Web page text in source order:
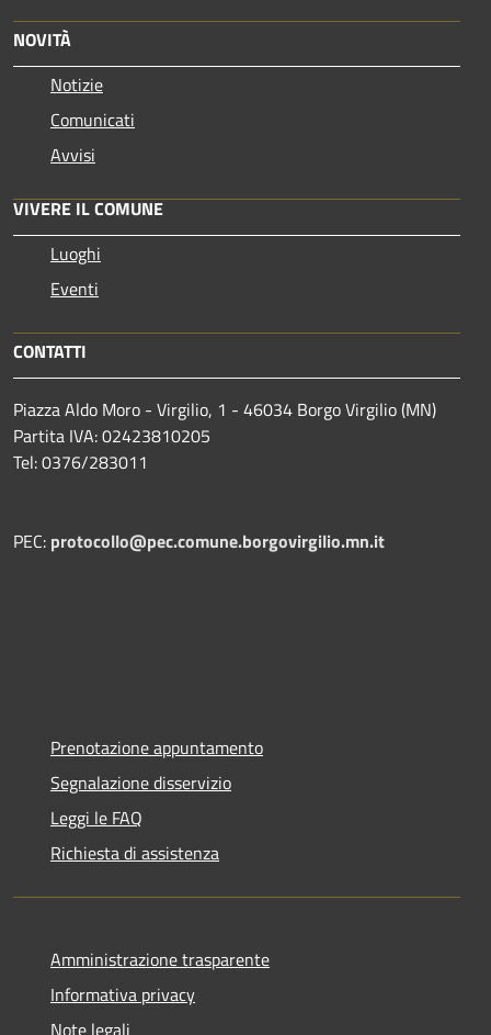
NOVITÀ
Notizie
Comunicati
Avvisi
VIVERE IL COMUNE
Luoghi
Eventi
CONTATTI
Piazza Aldo Moro - Virgilio, 1 - 46034 Borgo Virgilio (MN)
Partita IVA: 02423810205
Tel: 0376/283011
PEC: protocollo@pec.comune.borgovirgilio.mn.it
Prenotazione appuntamento
Segnalazione disservizio
Leggi le FAQ
Richiesta di assistenza
Amministrazione trasparente
Informativa privacy
Note legali